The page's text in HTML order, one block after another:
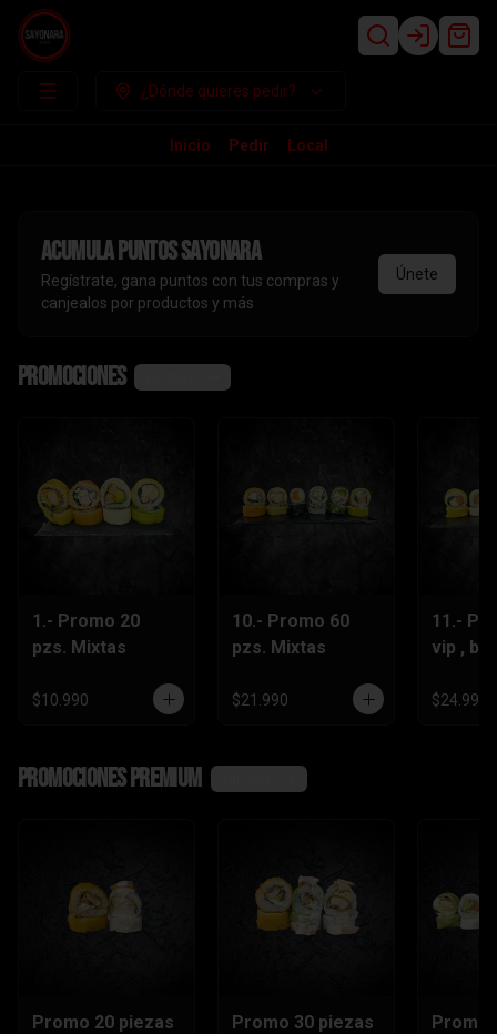
Login
¿Dónde quieres pedir?
Inicio Pedir Local
Acumulapuntos sayonara
Regístrate, gana puntos con tus compras y
canjealos por productos y más
Únete
Promociones
1.- Promo 20
pzs. Mixtas
$10.990
10.- Promo 60
pzs. Mixtas
$21.990
11.-
vip ,
$24.990
Promociones Premium
Promo 20 piezas
Promo 30 piezas
Promo